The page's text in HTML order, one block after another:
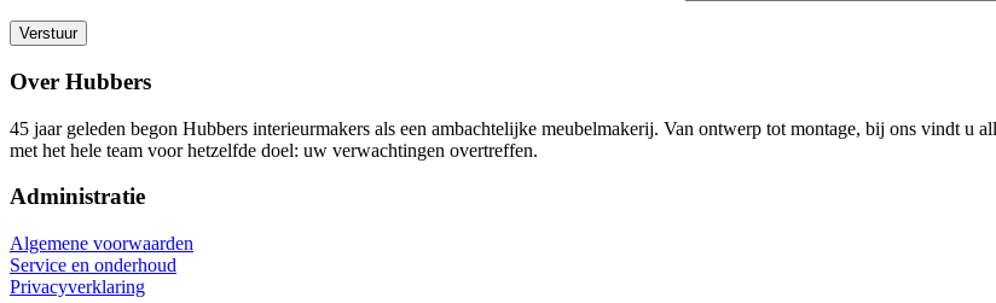
Over Hubbers
45 jaar geleden begon Hubbers interieurmakers als een ambachtelijke meubelmakerij. Van ontwerp tot montage, bij ons vindt u
met het hele team voor hetzelfde doel: uw verwachtingen overtreffen.
Administratie
Algemene voorwaarden
Service en onderhoud
Privacyverklaring